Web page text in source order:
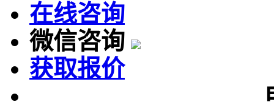
在线咨询
微信咨询
获取报价